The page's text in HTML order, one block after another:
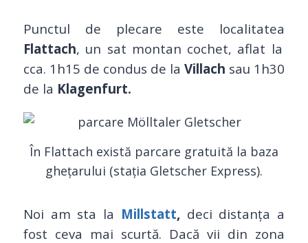
Punctul de plecare este localitatea
Flattach, un sat montan cochet, aflat la
cca. 1h15 de condus de la Villach sau 1h30
de la Klagenfurt.
În Flattach există parcare gratuită la baza
ghețarului (stația Gletscher Express).
Noi am sta la Millstatt, deci distanța a
fost ceva mai scurtă. Dacă vii din zona